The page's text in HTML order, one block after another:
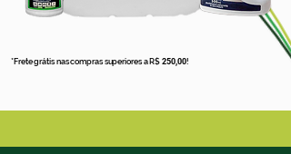
*Frete grátis nas compras superiores a R$250,00!